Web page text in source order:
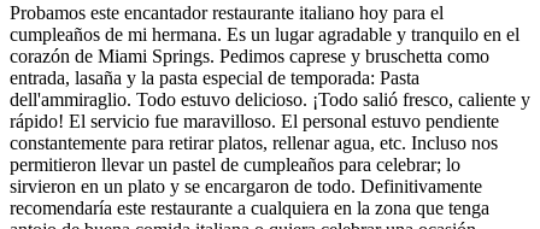
Probamos este encantador restaurante italiano hoy para el
cumpleaños de mi hermana. Es un lugar agradable y tranquilo en el
corazón de Miami Springs. Pedimos caprese y bruschetta como
entrada, lasaña y la pasta especial de temporada: Pasta
dell'ammiraglio. Todo estuvo delicioso. ¡Todo salió fresco, caliente y
rápido! El servicio fue maravilloso. El personal estuvo pendiente
constantemente para retirar platos, rellenar agua, etc. Incluso nos
permitieron llevar un pastel de cumpleaños para celebrar; lo
sirvieron en un plato y se encargaron de todo. Definitivamente
recomendaría este restaurante a cualquiera en la zona que tenga